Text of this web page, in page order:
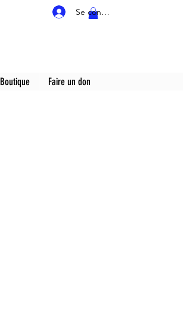
Se connecter
Boutique Faire un don